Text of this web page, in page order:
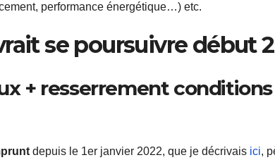
performance énergétique…) etc.
se poursuivre début
+ resserrement conditions
depuis le 1er janvier 2022, que je décrivais ici,